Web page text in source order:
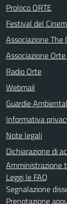
Proloco ORTE
Festival del
Associazione The
Associazione
Radio Orte
Webmail
Guardie
Informativa
Note legali
Dichiarazione di
Amministrazione
Leggi le FAQ
Segnalazione
Prenotazione